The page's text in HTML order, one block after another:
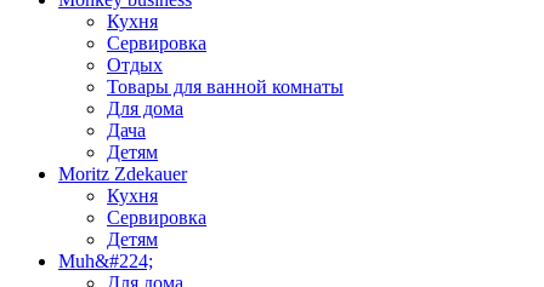
Кухня
Сервировка
Отдых
Товары для ванной комнаты
Для дома
Дача
Детям
Moritz Zdekauer
Кухня
Сервировка
Детям
Muh&#224;